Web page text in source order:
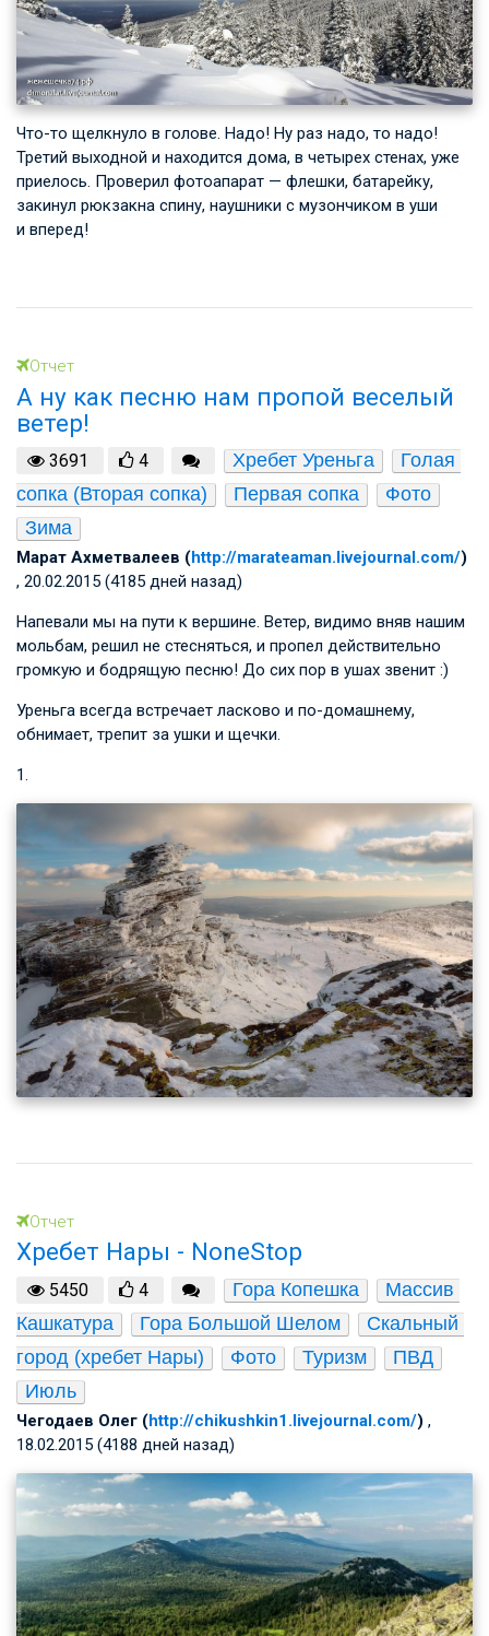
Что-то щелкнуло в голове. Надо! Ну раз надо, то надо!
Третий выходной и находится дома, в четырех стенах, уже
приелось. Проверил фотоапарат — флешки, батарейку,
закинул рюкзакна спину, наушники с музончиком в уши
и вперед!
Отчет
А ну как песню нам пропой веселый
ветер!
3691 4 Хребет Уреньга
Голая
сопка (Вторая сопка)
Первая сопка
Фото
Зима
Марат Ахметвалеев (http://marateaman.livejournal.com/)
, 20.02.2015 (4185 дней назад)
Напевали мы на пути к вершине. Ветер, видимо вняв нашим
мольбам, решил не стесняться, и пропел действительно
громкую и бодрящую песню! До сих пор в ушах звенит :)
Уреньга всегда встречает ласково и по-домашнему,
обнимает, трепит за ушки и щечки.
1.
Отчет
Хребет Нары - NoneStop
5450 4 Гора Копешка
Массив
Кашкатура
Гора Большой Шелом
Скальный
город (хребет Нары)
Фото Туризм
ПВД
Июль
Чегодаев Олег (http://chikushkin1.livejournal.com/) ,
18.02.2015 (4188 дней назад)